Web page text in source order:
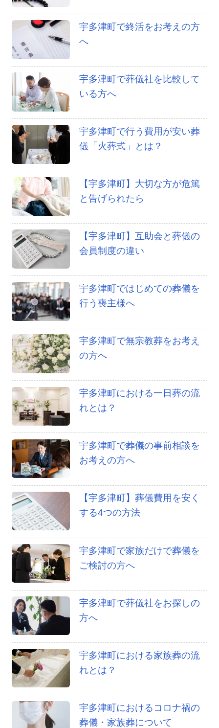
宇多津町で終活をお考えの方
へ
宇多津町で葬儀社を比較して
いる方へ
宇多津町で行う費用が安い葬
儀「火葬式」とは？
【宇多津町】大切な方が危篤
と告げられたら
【宇多津町】互助会と葬儀の
会員制度の違い
宇多津町ではじめての葬儀を
行う喪主様へ
宇多津町で無宗教葬をお考え
の方へ
宇多津町における一日葬の流
れとは？
宇多津町で葬儀の事前相談を
お考えの方へ
【宇多津町】葬儀費用を安く
する4つの方法
宇多津町で家族だけで葬儀を
ご検討の方へ
宇多津町で葬儀社をお探しの
方へ
宇多津町における家族葬の流
れとは？
宇多津町におけるコロナ禍の
葬儀・家族葬について